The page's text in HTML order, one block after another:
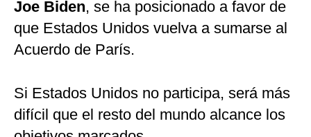
Joe Biden, se ha posicionado a favor de
que Estados Unidos vuelva a sumarse al
Acuerdo de París.
Si Estados Unidos no participa, será más
difícil que el resto del mundo alcance los